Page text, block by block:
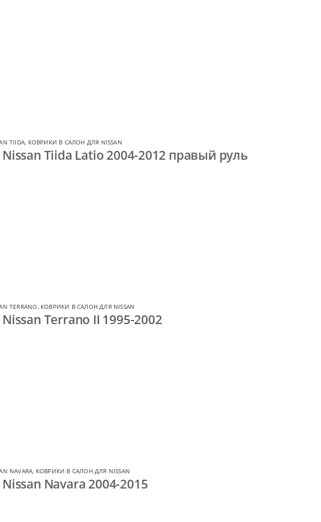
TIIDA, КОВРИКИ В САЛОН ДЛЯ NISSAN
Tiida Latio 2004-2012 правый руль
TERRANO, КОВРИКИ В САЛОН ДЛЯ NISSAN
Terrano II 1995-2002
NAVARA, КОВРИКИ В САЛОН ДЛЯ NISSAN
Navara 2004-2015